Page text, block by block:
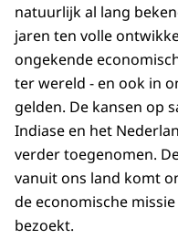
natuurlijk al lang
jaren ten volle
ongekende
ter wereld - en ook in
gelden. De kansen op
Indiase en het
verder toegenomen.
vanuit ons land komt
de economische
bezoekt.